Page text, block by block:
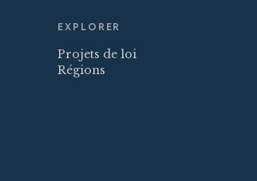
EXPLORER
Projets de loi
Régions